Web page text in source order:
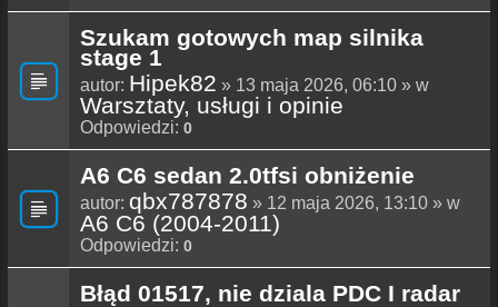
Szukam gotowych map silnika
stage 1
autor: Hipek82 » 13 maja 2026, 06:10 » w
Warsztaty, usługi i opinie
Odpowiedzi: 0
A6 C6 sedan 2.0tfsi obniżenie
autor: qbx787878 » 12 maja 2026, 13:10 » w
A6 C6 (2004-2011)
Odpowiedzi: 0
Błąd 01517, nie dziala PDC I radar